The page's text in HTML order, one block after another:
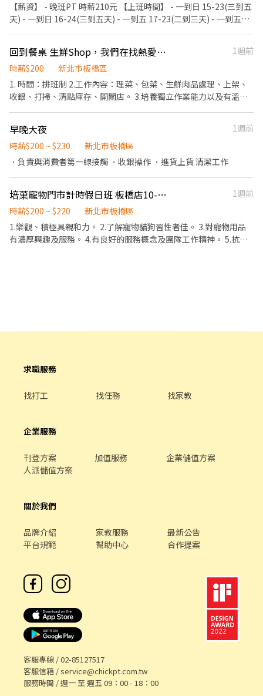
店：板橋區四維路180號 板橋美華店：板橋區金華街10巷48弄78號
板橋新甫華：板橋區新生街22號 板橋新泉店：板橋區龍泉街126號
板橋英仕店：板橋區英士路54號 新莊武廟店：新莊區新莊路435號
新莊龍鳳店：新莊區中正路729號 新莊學輔店：新莊區建國一路2號
新莊建國店：新莊區建國一路49號 新莊通樹店：新莊區新樹路288
號 新莊盛寧店：新莊區西盛街151號 新莊安華店：新莊區民安西路
321號 新莊裕民店：新莊區裕民街97號 樹林三福店：樹林區三福街
45號 樹林三德店：樹林區中正路482號 樹林俊信店：樹林區俊英街
118號 樹林日新店：樹林區日新街50號 樹林新育店：樹林區育英街
53號 樹林佳瑪店：樹林區博愛街89號 三峽復興店：三峽區復興路
56號 三峽光明店：三峽區光明路6號 【應徵方式】 - 先投履歷 等候
通知面試時間 - 上班地點為板橋新埔店或板橋區店鋪
【薪資】 - 晚班PT 時薪210元 【上班時間】 - 一到日 15-23(三到五
天) - 一到日 16-24(三到五天) - 一到五 17-23(二到三天) - 一到五
友善 出缺勤正常 【企業文化】 - 夥伴是企業最大的資產與責任 - 打
造幫助大家達成目標的環境 - 訂立有效率與有效果的制度流程 - 找尋
願意付出真心互相幫忙夥伴 - 未來持續展店歡迎加入大家庭 【店鋪
分布】 全家便利商店新北市加盟店 板橋區/新莊區/樹林區/三峽區 板
132號 板橋自由店：板橋區自由路34號 板橋宏翠店：板橋區四維路
100號 板橋新埔店：板橋區文化路一段421巷4號 板橋新金富：板橋
店：板橋區四維路180號 板橋美華店：板橋區金華街10巷48弄78號
板橋新甫華：板橋區新生街22號 板橋新泉店：板橋區龍泉街126號
板橋英仕店：板橋區英士路54號 新莊武廟店：新莊區新莊路435號
新莊建國店：新莊區建國一路49號 新莊通樹店：新莊區新樹路288
號 新莊盛寧店：新莊區西盛街151號 新莊安華店：新莊區民安西路
321號 新莊裕民店：新莊區裕民街97號 樹林三福店：樹林區三福街
回到餐桌 生鮮Shop，我們在找熱愛食材的夥伴
1週前
時薪$200
新北市板橋區
1. 時間：排班制 2.工作內容：理菜、包菜、生鮮肉品處理、上架、
收銀、打掃、清點庫存、開關店。 3.培養獨立作業能力以及有溫度
溫度。」 福利：我們也提供夥伴的購物優惠 環境： 強調現代化的超
市環境，改善了傳統市場悶熱、潮濕的缺點。
早晚大夜
1週前
時薪$200 ~ $230
新北市板橋區
．負責與消費者第一線接觸 ．收銀操作 ．進貨上貨 清潔工作
培菓寵物門市計時假日班 板橋店10-14點
1週前
時薪$200 ~ $220
新北市板橋區
1.樂觀、積極具親和力。 2.了解寵物貓狗習性者佳。 3.對寵物用品
有濃厚興趣及服務。 4.有良好的服務概念及團隊工作精神。 5.抗壓
求職服務
找打工 找任務 找家教
企業服務
刊登方案 加值服務
企業儲值方案
人派儲值方案
關於我們
品牌介紹 家教服務
最新公告
平台規範
幫助中心 合作提案
客服專線 /02-85127517
客服信箱 /service@chickpt.com.tw
服務時間 / 週一 至 週五 09：00 - 18：00